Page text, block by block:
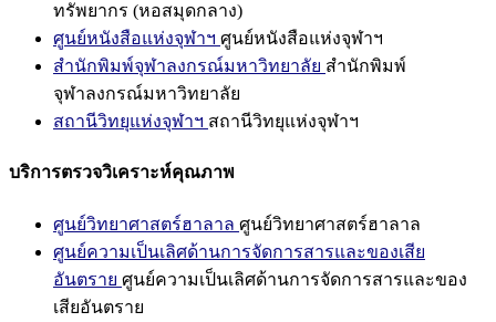
ทรัพยากร (หอสมุดกลาง)
ศูนย์หนังสือแห่งจุฬาฯ ศูนย์หนังสือแห่งจุฬาฯ
สำนักพิมพ์จุฬาลงกรณ์มหาวิทยาลัย สำนักพิมพ์
จุฬาลงกรณ์มหาวิทยาลัย
สถานีวิทยุแห่งจุฬาฯ สถานีวิทยุแห่งจุฬาฯ
บริการตรวจวิเคราะห์คุณภาพ
ศูนย์วิทยาศาสตร์ฮาลาล ศูนย์วิทยาศาสตร์ฮาลาล
ศูนย์ความเป็นเลิศด้านการจัดการสารและของเสีย
อันตราย ศูนย์ความเป็นเลิศด้านการจัดการสารและของ
เสียอันตราย